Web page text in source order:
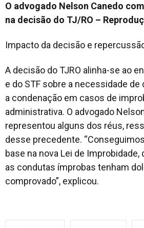
O advogado Nelson Canedo
na decisão do TJ/RO –
Impacto da decisão e
A decisão do TJRO alinha-se ao
e do STF sobre a necessidade
a condenação em casos de
administrativa. O advogado
representou alguns dos réus,
desse precedente.
base na nova Lei de
as condutas ímprobas tenham
comprovado”, explicou.